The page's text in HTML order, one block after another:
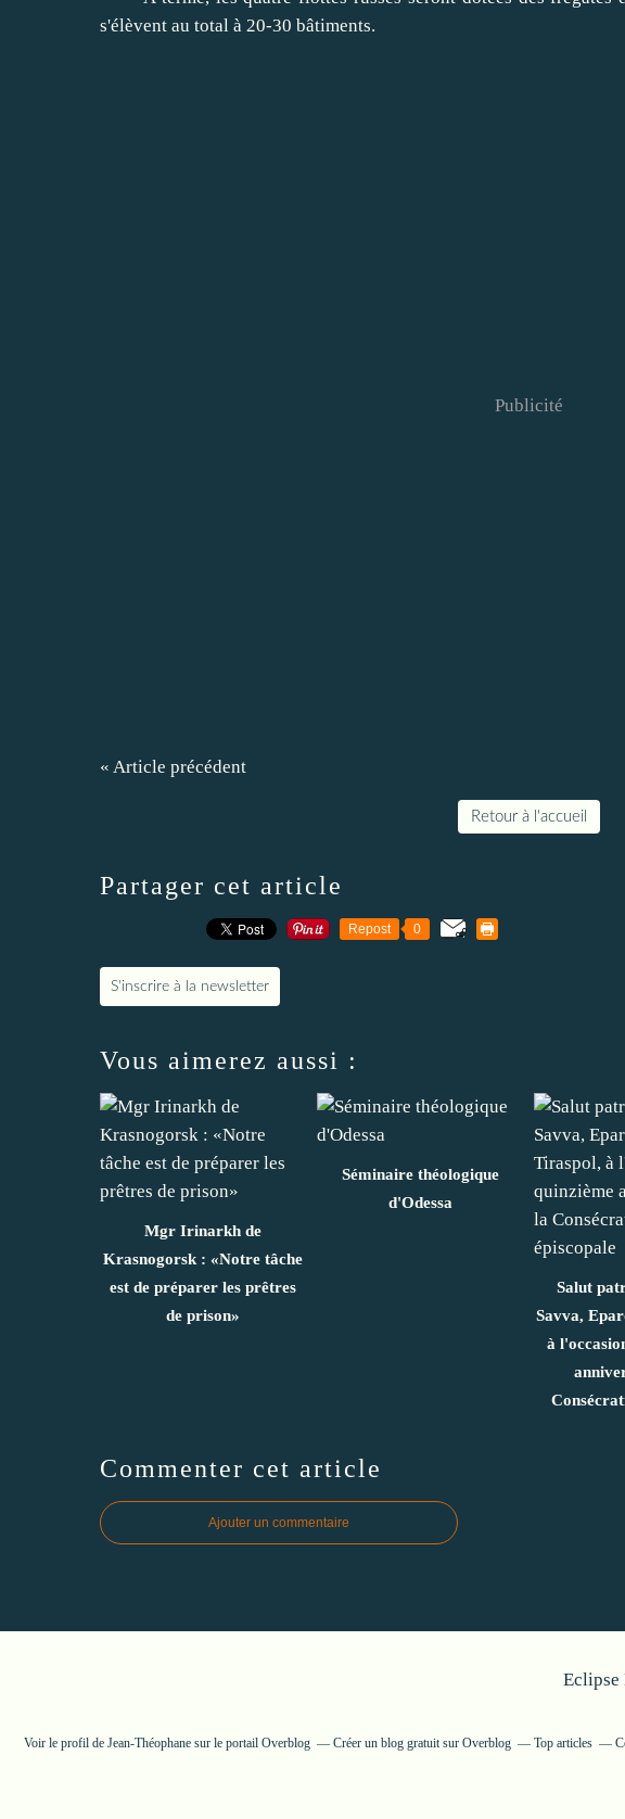
s'élèvent au total à 20-30 bâtiments.
Publicité
« Article précédent
Retour à l'accueil
Partager cet article
Repost 0
S'inscrire à la newsletter
Vous aimerez aussi :
Mgr Irinarkh de
Krasnogorsk : «Notre tâche
est de préparer les prêtres
de prison»
Séminaire théologique
d'Odessa
Salut
Savva,
à
Commenter cet article
Ajouter un commentaire
Eclipse
Voir le profil de Jean-Théophane sur le portail Overblog Créer un blog gratuit sur Overblog Top articles